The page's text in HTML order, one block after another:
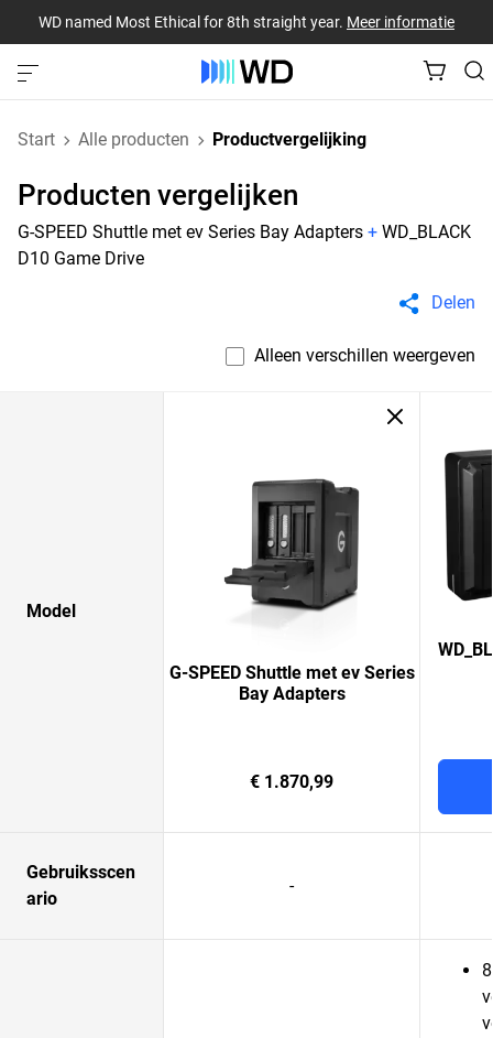
WD named Most Ethical for 8th straight year. Meer informatie
Start Alle producten Productvergelijking
Producten vergelijken
G-SPEED Shuttle met ev Series Bay Adapters + WD_BLACK
D10 Game Drive
Delen
Alleen verschillen weergeven
Model
G-SPEED Shuttle met ev Series
Bay Adapters
€ 1.870,99
Gebruiksscen
ario
-